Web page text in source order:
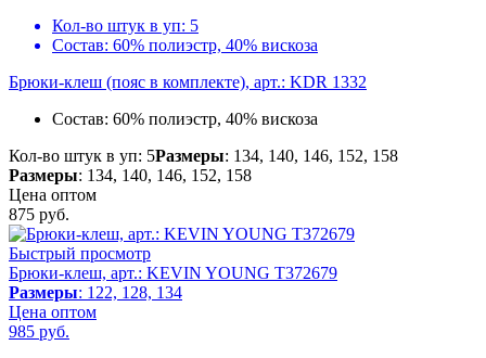
Кол-во штук в уп: 5
Состав: 60% полиэстр, 40% вискоза
Брюки-клеш (пояс в комплекте), арт.: KDR 1332
Состав: 60% полиэстр, 40% вискоза
Кол-во штук в уп: 5Размеры: 134, 140, 146, 152, 158
Размеры: 134, 140, 146, 152, 158
Цена оптом
875 руб.
Быстрый просмотр
Брюки-клеш, арт.: KEVIN YOUNG T372679
Размеры: 122, 128, 134
Цена оптом
985 руб.